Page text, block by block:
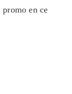
en ce